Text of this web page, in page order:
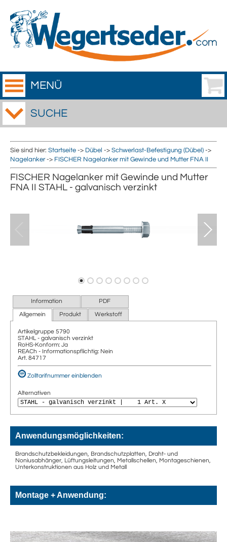
MENÜ
SUCHE
Sie sind hier: Startseite -> Dübel -> Schwerlast-Befestigung (Dübel) ->
Nagelanker-> FISCHER Nagelanker mit Gewinde und Mutter FNA II
FISCHER Nagelanker mit Gewinde und Mutter
FNA II STAHL - galvanisch verzinkt
Information
PDF
Allgemein
Produkt Werkstoff
Artikelgruppe 5790
STAHL - galvanisch verzinkt
RoHS-Konform: Ja
REACh - Informationspflichtig: Nein
Art. 84717
Zolltarifnummer einblenden
Alternativen
Anwendungsmöglichkeiten:
Brandschutzbekleidungen, Brandschutzplatten, Draht- und
Noniusabhänger, Lüftungsleitungen, Metallschellen, Montageschienen,
Unterkonstruktionen aus Holz und Metall
Montage + Anwendung: